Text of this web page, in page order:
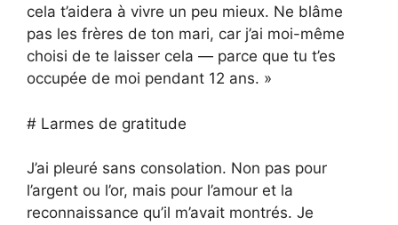
cela t’aidera à vivre un peu mieux. Ne blâme
pas les frères de ton mari, car j’ai moi-même
choisi de te laisser cela — parce que tu t’es
occupée de moi pendant 12 ans. »
# Larmes de gratitude
J’ai pleuré sans consolation. Non pas pour
l’argent ou l’or, mais pour l’amour et la
reconnaissance qu’il m’avait montrés. Je